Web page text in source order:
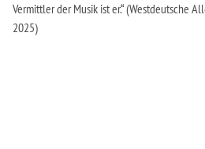
Vermittler der Musik ist er.“ (Westdeutsche
2025)